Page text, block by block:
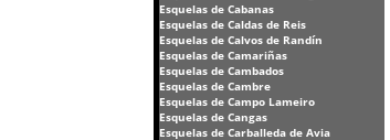
Esquelas de Cabanas
Esquelas de Caldas de Reis
Esquelas de Calvos de Randín
Esquelas de Camariñas
Esquelas de Cambados
Esquelas de Cambre
Esquelas de Campo Lameiro
Esquelas de Cangas
Esquelas de Carballeda de Avia